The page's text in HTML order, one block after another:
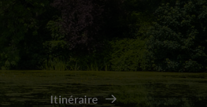
Itinéraire